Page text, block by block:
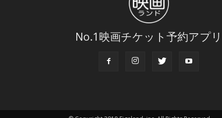
No.1映画チケット予約アプリ